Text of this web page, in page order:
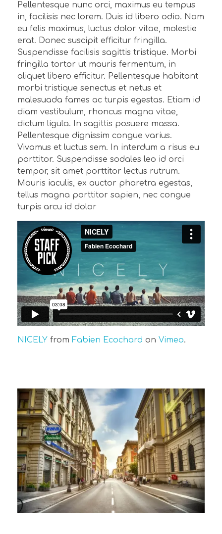
Pellentesque nunc orci, maximus eu tempus
in, facilisis nec lorem. Duis id libero odio. Nam
eu felis maximus, luctus dolor vitae, molestie
erat. Donec suscipit efficitur fringilla.
Suspendisse facilisis sagittis tristique. Morbi
fringilla tortor ut mauris fermentum, in
aliquet libero efficitur. Pellentesque habitant
morbi tristique senectus et netus et
malesuada fames ac turpis egestas. Etiam id
diam vestibulum, rhoncus magna vitae,
dictum ligula. In sagittis posuere massa.
Pellentesque dignissim congue varius.
Vivamus et luctus sem. In interdum a risus eu
porttitor. Suspendisse sodales leo id orci
tempor, sit amet porttitor lectus rutrum.
Mauris iaculis, ex auctor pharetra egestas,
tellus magna porttitor sapien, nec congue
turpis arcu id dolor
NICELY from Fabien Ecochard on Vimeo.